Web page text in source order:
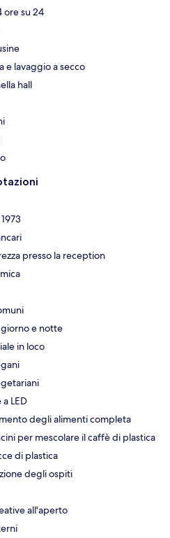
ore su 24
e lavaggio a secco
hall
presso la reception
e notte
in loco
LED
degli alimenti completa
per mescolare il caffè di plastica
di plastica
degli ospiti
all'aperto